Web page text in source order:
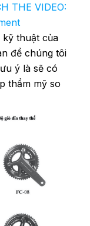
THE VIDEO:
thuật của
để chúng tôi
ý là sẽ có
thẩm mỹ so